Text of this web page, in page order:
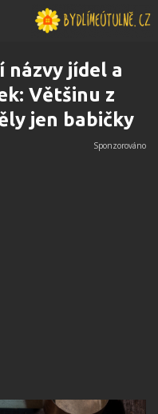
názvy jídel a
Většinu z
jen babičky